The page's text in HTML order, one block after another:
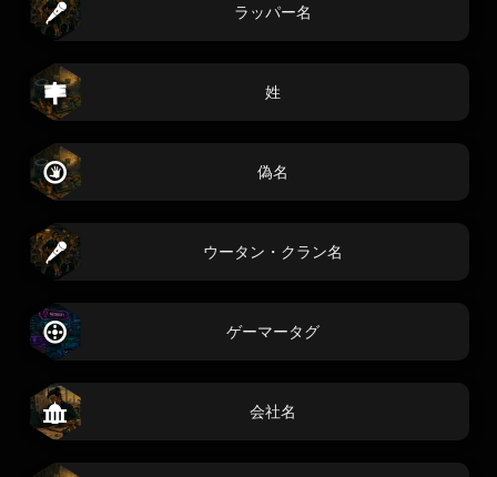
ラッパー名
姓
偽名
ウータン・クラン名
ゲーマータグ
会社名